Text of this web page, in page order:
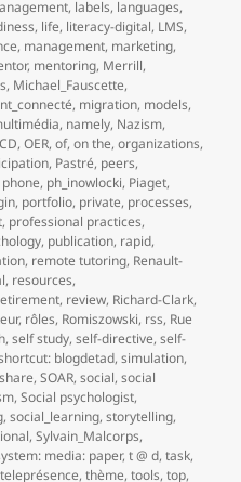
, labels, languages,
, life, literacy-digital, LMS,
, management, marketing,
, mentoring, Merrill,
, Michael_Fauscette,
, migration, models,
, namely, Nazism,
,OER,of,on the,organizations,
, Pastré, peers,
phone, ph_inowlocki, Piaget,
, portfolio, private, processes,
, professional practices,
, publication, rapid,
, remote tutoring, Renault-
, resources,
, review, Richard-Clark,
, rôles, Romiszowski, rss, Rue
,self study,self-directive,self-
blogdetad,simulation,
,SOAR,social,social
,Social psychologist,
,social_learning,storytelling,
,Sylvain_Malcorps,
media: paper,t @ d,task,
teleprésence,thème,tools,top,